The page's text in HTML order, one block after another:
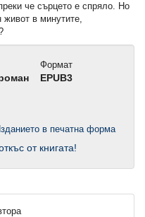
че сърцето е спряло. Но
в минутите,
Формат
EPUB3
от книгата!